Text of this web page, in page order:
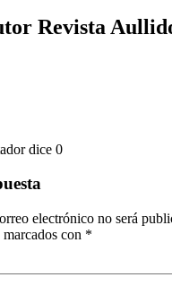
Revista
dice 0
electrónico no será
con *